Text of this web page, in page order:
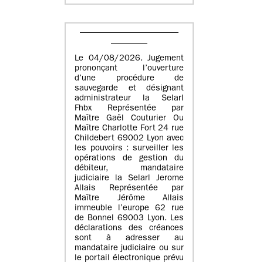
Le 04/08/2026. Jugement
prononçant l’ouverture
d’une procédure de
sauvegarde et désignant
administrateur la Selarl
Fhbx Représentée par
Maître Gaël Couturier Ou
Maître Charlotte Fort 24 rue
Childebert 69002 Lyon avec
les pouvoirs : surveiller les
opérations de gestion du
débiteur, mandataire
judiciaire la Selarl Jerome
Allais Représentée par
Maître Jérôme Allais
immeuble l’europe 62 rue
de Bonnel 69003 Lyon. Les
déclarations des créances
sont à adresser au
mandataire judiciaire ou sur
le portail électronique prévu